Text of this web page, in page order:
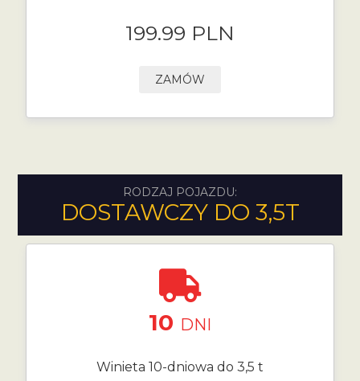
199.99 PLN
ZAMÓW
RODZAJ POJAZDU:
DOSTAWCZY DO 3,5T
10 DNI
Winieta 10-dniowa do 3,5 t